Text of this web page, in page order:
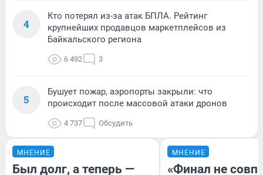
4
Кто потерял из-за атак БПЛА. Рейтинг
крупнейших продавцов маркетплейсов из
Байкальского региона
6 492 3
5
Бушует пожар, аэропорты закрыли: что
происходит после массовой атаки дронов
4 737 Обсудить
МНЕНИЕ
Был долг, а теперь —
МНЕНИЕ
«Финал не